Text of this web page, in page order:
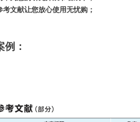
考文献让您放心使用无忧购；
例：